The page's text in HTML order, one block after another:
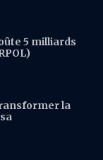
5 milliards
la